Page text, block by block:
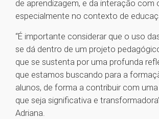
de aprendizagem, e da interação com
especialmente no contexto de
“É importante considerar que o uso
se dá dentro de um projeto
que se sustenta por uma profunda
que estamos buscando para a
alunos, de forma a contribuir com
que seja significativa e
Adriana.